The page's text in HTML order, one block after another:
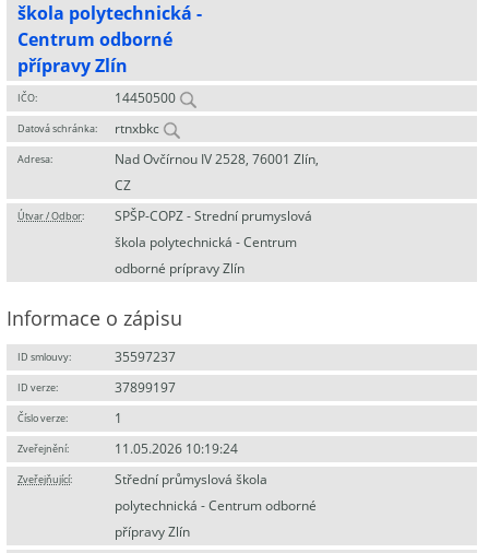
škola polytechnická -
Centrum odborné
přípravy Zlín
IČO: 14450500
Datová schránka: rtnxbkc
Adresa:
Nad Ovčírnou IV 2528, 76001 Zlín,
CZ
Útvar / Odbor:
SPŠP-COPZ - Strední prumyslová
škola polytechnická - Centrum
odborné prípravy Zlín
Informace o zápisu
ID smlouvy: 35597237
ID verze: 37899197
Číslo verze: 1
Zveřejnění: 11.05.2026 10:19:24
Zveřejňující:
Střední průmyslová škola
polytechnická - Centrum odborné
přípravy Zlín